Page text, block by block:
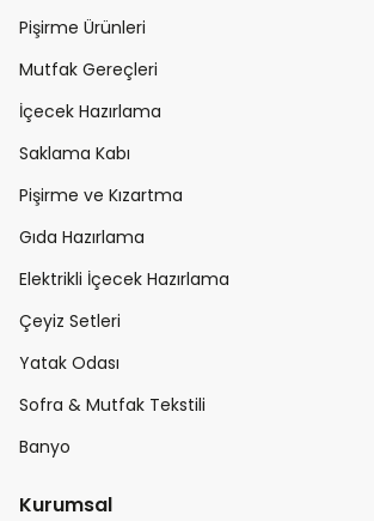
Pişirme Ürünleri
Mutfak Gereçleri
İçecek Hazırlama
Saklama Kabı
Pişirme ve Kızartma
Gıda Hazırlama
Elektrikli İçecek Hazırlama
Çeyiz Setleri
Yatak Odası
Sofra & Mutfak Tekstili
Banyo
Kurumsal